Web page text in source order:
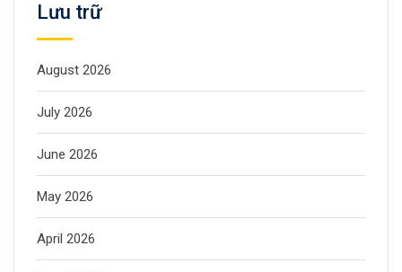
Lưu trữ
August 2026
July 2026
June 2026
May 2026
April 2026